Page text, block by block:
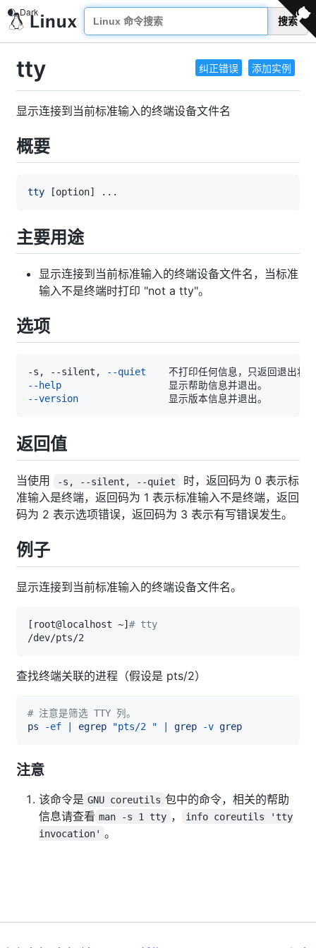
搜索
纠正错误 添加实例
tty
显示连接到当前标准输入的终端设备文件名
概要
tty [option] ..
主要用途
显示连接到当前标准输入的终端设备文件名，当标准
输入不是终端时打印 "not a tty"。
选项
-s, --silent,
--quiet
--help
--version
返回值
当使用 -s, --silent, --quiet
时，返回码为 0 表示标
准输入是终端，返回码为 1 表示标准输入不是终端，返回
码为 2 表示选项错误，返回码为 3 表示有写错误发生。
例子
显示连接到当前标准输入的终端设备文件名。
[ root@localhost ~]# tty
查找终端关联的进程（假设是 pts/2）
# 注意是筛选 TTY 列。
ps
-ef | egrep "pts/2 " | grep -v grep
注意
该命令是 GNU coreutils 包中的命令，相关的帮助
信息请查看 man -s 1 tty ，
info coreutils 'tty
invocation' 。